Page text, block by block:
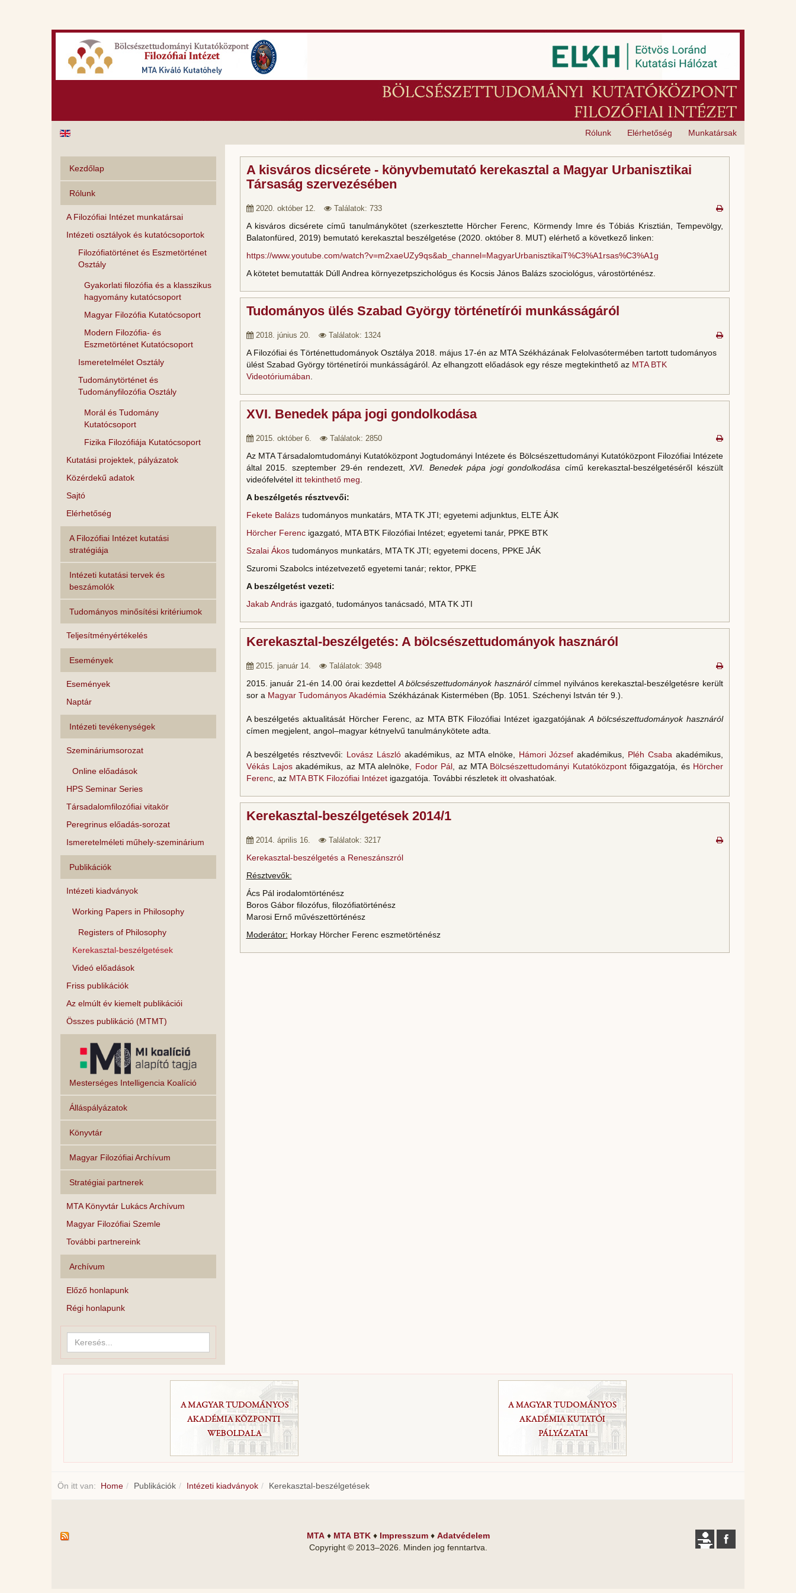
Munkatársak
Elérhetőség
Rólunk
A kisváros dicsérete - könyvbemutató kerekasztal a Magyar Urbanisztikai
Társaság szervezésében
2020. október 12. Találatok: 733
A kisváros dicsérete című tanulmánykötet (szerkesztette Hörcher Ferenc, Körmendy Imre és Tóbiás Krisztián, Tempevölgy,
Balatonfüred, 2019) bemutató kerekasztal beszélgetése (2020. október 8. MUT) elérhető a következő linken:
https://www.youtube.com/watch?v=m2xaeUZy9qs&ab_channel=MagyarUrbanisztikaiT%C3%A1rsas%C3%A1g
A kötetet bemutatták Dúll Andrea környezetpszichológus és Kocsis János Balázs szociológus, várostörténész.
Tudományos ülés Szabad György történetírói munkásságáról
2018. június 20. Találatok: 1324
A Filozófiai és Történettudományok Osztálya 2018. május 17-én az MTA Székházának Felolvasótermében tartott tudományos
ülést Szabad György történetírói munkásságáról. Az elhangzott előadások egy része megtekinthető az MTA BTK
Videotóriumában
XVI. Benedek pápa jogi gondolkodása
2015. október 6. Találatok: 2850
Az MTA Társadalomtudományi Kutatóközpont Jogtudományi Intézete és Bölcsészettudományi Kutatóközpont Filozófiai Intézete
által 2015. szeptember 29-én rendezett,XVI. Benedek pápa jogi gondolkodása című kerekasztal-beszélgetéséről készült
videófelvétel itt tekinthető meg
A beszélgetés résztvevői:
Fekete Balázstudományos munkatárs, MTA TK JTI; egyetemi adjunktus, ELTE ÁJK
Hörcher Ferencigazgató, MTA BTK Filozófiai Intézet; egyetemi tanár, PPKE BTK
Szalai Ákostudományos munkatárs, MTA TK JTI; egyetemi docens, PPKE JÁK
Szuromi Szabolcs intézetvezető egyetemi tanár; rektor, PPKE
A beszélgetést vezeti:
Jakab Andrásigazgató, tudományos tanácsadó, MTA TK JTI
Kerekasztal-beszélgetés: A bölcsészettudományok hasznáról
2015. január 14. Találatok: 3948
2015. január 21-én 14.00 órai kezdettel A bölcsészettudományok hasznárólcímmel nyilvános kerekasztal-beszélgetésre került
sor a Magyar Tudományos Akadémia Székházának Kistermében (Bp. 1051. Széchenyi István tér 9.).
A beszélgetés aktualitását Hörcher Ferenc, az MTA BTK Filozófiai Intézet igazgatójánakA bölcsészettudományok hasznáról
címen megjelent, angol–magyar kétnyelvű tanulmánykötete adta.
A beszélgetés résztvevői: Lovász László akadémikus, az MTA elnöke, Hámori József akadémikus, Pléh Csaba akadémikus,
Vékás Lajosakadémikus, az MTA alelnöke, Fodor Pál , az MTA Bölcsészettudományi Kutatóközpontfőigazgatója, és Hörcher
Ferenc, az MTA BTK Filozófiai Intézetigazgatója. További részletek ittolvashatóak.
Kerekasztal-beszélgetések 2014/1
2014. április 16. Találatok: 3217
Kerekasztal-beszélgetés a Reneszánszról
Résztvevők:
Ács Pál irodalomtörténész
Boros Gábor filozófus, filozófiatörténész
Marosi Ernő művészettörténész
Moderátor: Horkay Hörcher Ferenc eszmetörténész
Kezdőlap
Rólunk
A Filozófiai Intézet munkatársai
Intézeti osztályok és kutatócsoportok
Filozófiatörténet és Eszmetörténet
Osztály
Gyakorlati filozófia és a klasszikus
hagyomány kutatócsoport
Magyar Filozófia Kutatócsoport
Modern Filozófia- és
Eszmetörténet Kutatócsoport
Ismeretelmélet Osztály
Tudománytörténet és
Tudományfilozófia Osztály
Morál és Tudomány
Kutatócsoport
Fizika Filozófiája Kutatócsoport
Kutatási projektek, pályázatok
Közérdekű adatok
Sajtó
Elérhetőség
A Filozófiai Intézet kutatási
stratégiája
Intézeti kutatási tervek és
beszámolók
Tudományos minősítési kritériumok
Teljesítményértékelés
Események
Események
Naptár
Intézeti tevékenységek
Szemináriumsorozat
Online előadások
HPS Seminar Series
Társadalomfilozófiai vitakör
Peregrinus előadás-sorozat
Ismeretelméleti műhely-szeminárium
Publikációk
Intézeti kiadványok
Working Papers in Philosophy
Registers of Philosophy
Kerekasztal-beszélgetések
Videó előadások
Friss publikációk
Az elmúlt év kiemelt publikációi
Összes publikáció (MTMT)
Mesterséges Intelligencia Koalíció
Álláspályázatok
Könyvtár
Magyar Filozófiai Archívum
Stratégiai partnerek
MTA Könyvtár Lukács Archívum
Magyar Filozófiai Szemle
További partnereink
Archívum
Előző honlapunk
Régi honlapunk
Keresés...
Ön itt van: Home Publikációk Intézeti kiadványok Kerekasztal-beszélgetések
MTA♦ MTA BTK♦ Impresszum♦ Adatvédelem
Copyright © 2013–2026 . Minden jog fenntartva.